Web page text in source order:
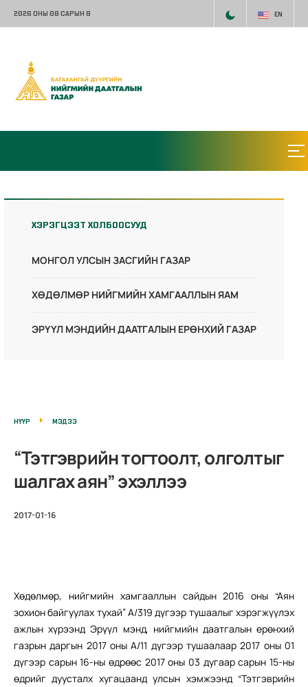
2026 ОНЫ 08 САРЫН 8 EN
ХЭРЭГЦЭЭТ ХОЛБООСУУД
МОНГОЛ УЛСЫН ЗАСГИЙН ГАЗАР
ХӨДӨЛМӨР НИЙГМИЙН ХАМГААЛЛЫН ЯАМ
ЭРҮҮЛ МЭНДИЙН ДААТГАЛЫН ЕРӨНХИЙ ГАЗАР
НҮҮР МЭДЭЭ
“Тэтгэврийн тогтоолт, олголтыг
шалгах аян” эхэллээ
2017-01-16
Хөдөлмөр, нийгмийн хамгааллын сайдын 2016 оны “Аян
зохион байгуулах тухай” А/319 дүгээр тушаалыг хэрэгжүүлэх
ажлын хүрээнд Эрүүл мэнд, нийгмийн даатгалын ерөнхий
газрын даргын 2017 оны А/11 дүгээр тушаалаар 2017 оны 01
дүгээр сарын 16-ны өдрөөс 2017 оны 03 дугаар сарын 15-ны
өдрийг дуусталх хугацаанд улсын хэмжээнд “Тэтгэврийн